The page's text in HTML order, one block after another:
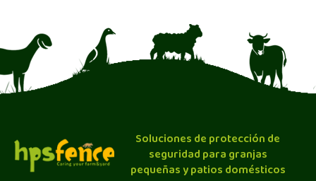
Soluciones de protección de
seguridad para granjas
pequeñas y patios domésticos